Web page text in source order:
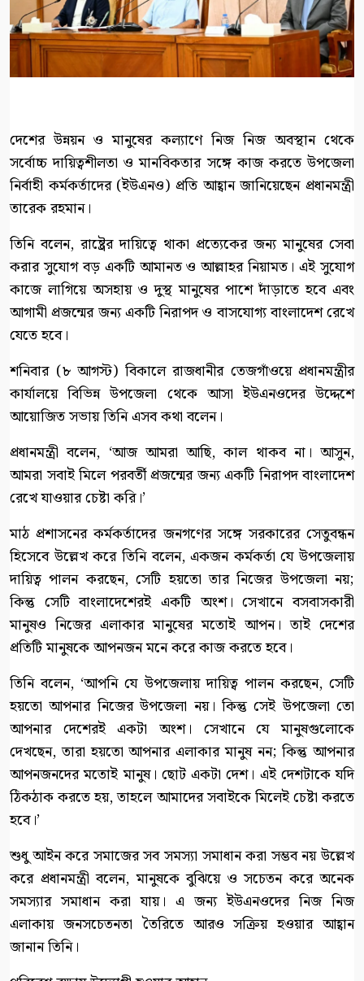
দেশের উন্নয়ন ও মানুষের কল্যাণে নিজ নিজ অবস্থান থেকে
সর্বোচ্চ দায়িত্বশীলতা ও মানবিকতার সঙ্গে কাজ করতে উপজেলা
নির্বাহী কর্মকর্তাদের (ইউএনও) প্রতি আহ্বান জানিয়েছেন প্রধানমন্ত্রী
তারেক রহমান।
তিনি বলেন, রাষ্ট্রের দায়িত্বে থাকা প্রত্যেকের জন্য মানুষের সেবা
করার সুযোগ বড় একটি আমানত ও আল্লাহর নিয়ামত। এই সুযোগ
কাজে লাগিয়ে অসহায় ও দুস্থ মানুষের পাশে দাঁড়াতে হবে এবং
আগামী প্রজন্মের জন্য একটি নিরাপদ ও বাসযোগ্য বাংলাদেশ রেখে
যেতে হবে।
শনিবার (৮ আগস্ট) বিকালে রাজধানীর তেজগাঁওয়ে প্রধানমন্ত্রীর
কার্যালয়ে বিভিন্ন উপজেলা থেকে আসা ইউএনওদের উদ্দেশে
আয়োজিত সভায় তিনি এসব কথা বলেন।
প্রধানমন্ত্রী বলেন, ‘আজ আমরা আছি, কাল থাকব না। আসুন,
আমরা সবাই মিলে পরবর্তী প্রজন্মের জন্য একটি নিরাপদ বাংলাদেশ
রেখে যাওয়ার চেষ্টা করি।’
মাঠ প্রশাসনের কর্মকর্তাদের জনগণের সঙ্গে সরকারের সেতুবন্ধন
হিসেবে উল্লেখ করে তিনি বলেন, একজন কর্মকর্তা যে উপজেলায়
দায়িত্ব পালন করছেন, সেটি হয়তো তার নিজের উপজেলা নয়;
কিন্তু সেটি বাংলাদেশেরই একটি অংশ। সেখানে বসবাসকারী
মানুষও নিজের এলাকার মানুষের মতোই আপন। তাই দেশের
প্রতিটি মানুষকে আপনজন মনে করে কাজ করতে হবে।
তিনি বলেন, ‘আপনি যে উপজেলায় দায়িত্ব পালন করছেন, সেটি
হয়তো আপনার নিজের উপজেলা নয়। কিন্তু সেই উপজেলা তো
আপনার দেশেরই একটা অংশ। সেখানে যে মানুষগুলোকে
দেখছেন, তারা হয়তো আপনার এলাকার মানুষ নন; কিন্তু আপনার
আপনজনদের মতোই মানুষ। ছোট একটা দেশ। এই দেশটাকে যদি
ঠিকঠাক করতে হয়, তাহলে আমাদের সবাইকে মিলেই চেষ্টা করতে
হবে।’
শুধু আইন করে সমাজের সব সমস্যা সমাধান করা সম্ভব নয় উল্লেখ
করে প্রধানমন্ত্রী বলেন, মানুষকে বুঝিয়ে ও সচেতন করে অনেক
সমস্যার সমাধান করা যায়। এ জন্য ইউএনওদের নিজ নিজ
এলাকায় জনসচেতনতা তৈরিতে আরও সক্রিয় হওয়ার আহ্বান
জানান তিনি।